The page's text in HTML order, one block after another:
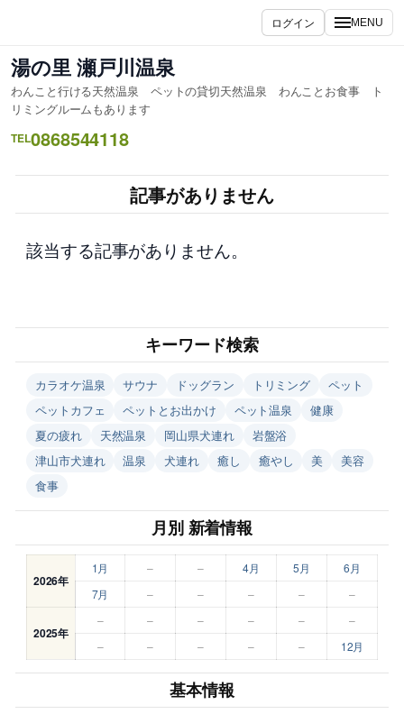
を
ス
キ
ッ
プ
ログイン MENU
湯の里 瀬戸川温泉
わんこと行ける天然温泉 ペットの貸切天然温泉 わんことお食事 ト
リミングルームもあります
TEL0868544118
記事がありません
該当する記事がありません。
キーワード検索
カラオケ温泉 サウナ ドッグラン トリミング
ペット
ペットカフェ
ペットとお出かけ ペット温泉
健康
夏の疲れ
天然温泉 岡山県犬連れ
岩盤浴
津山市犬連れ
温泉 犬連れ 癒し 癒やし 美
美容
食事
月別 新着情報
2026年
1月 – – 4月 5月
6月
7月
– – – – –
2025年
– – – – –
–
–
– – – – 12月
基本情報